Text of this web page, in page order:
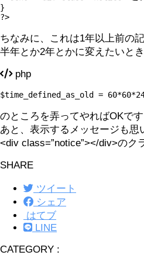
}
?>
ちなみに、これは1年以上前の
半年とか2年とかに変えたいとき
php
$time_defined_as_old =
のところを弄ってやればOKです
あと、表示するメッセージも思
<div class=”notice”></div>のク
SHARE
ツイート
シェア
はてブ
LINE
CATEGORY :